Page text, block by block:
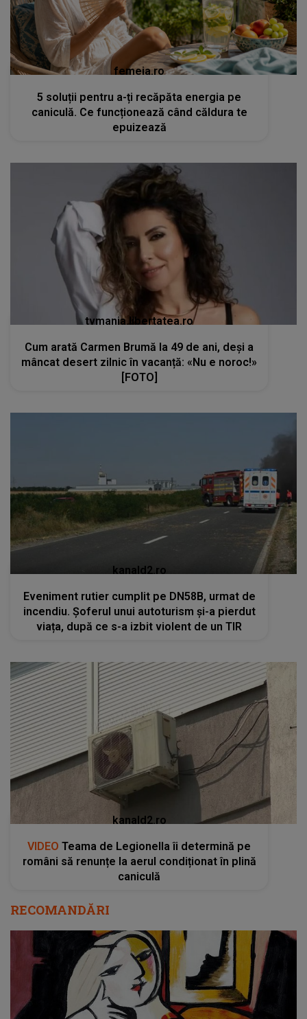
femeia.ro
5 soluții pentru a-ți recăpăta energia pe
caniculă. Ce funcționează când căldura te
epuizează
tvmania.libertatea.ro
Cum arată Carmen Brumă la 49 de ani, deși a
mâncat desert zilnic în vacanță: «Nu e noroc!»
[FOTO]
kanald2.ro
Eveniment rutier cumplit pe DN58B, urmat de
incendiu. Șoferul unui autoturism și-a pierdut
viața, după ce s-a izbit violent de un TIR
kanald2.ro
VIDEO Teama de Legionella îi determină pe
români să renunțe la aerul condiționat în plină
caniculă
RECOMANDĂRI